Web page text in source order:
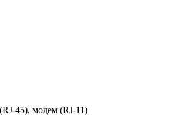
45), модем (RJ-11)